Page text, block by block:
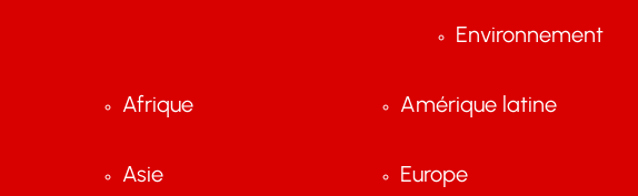
Environnement
Afrique
Asie
Amérique latine
Europe